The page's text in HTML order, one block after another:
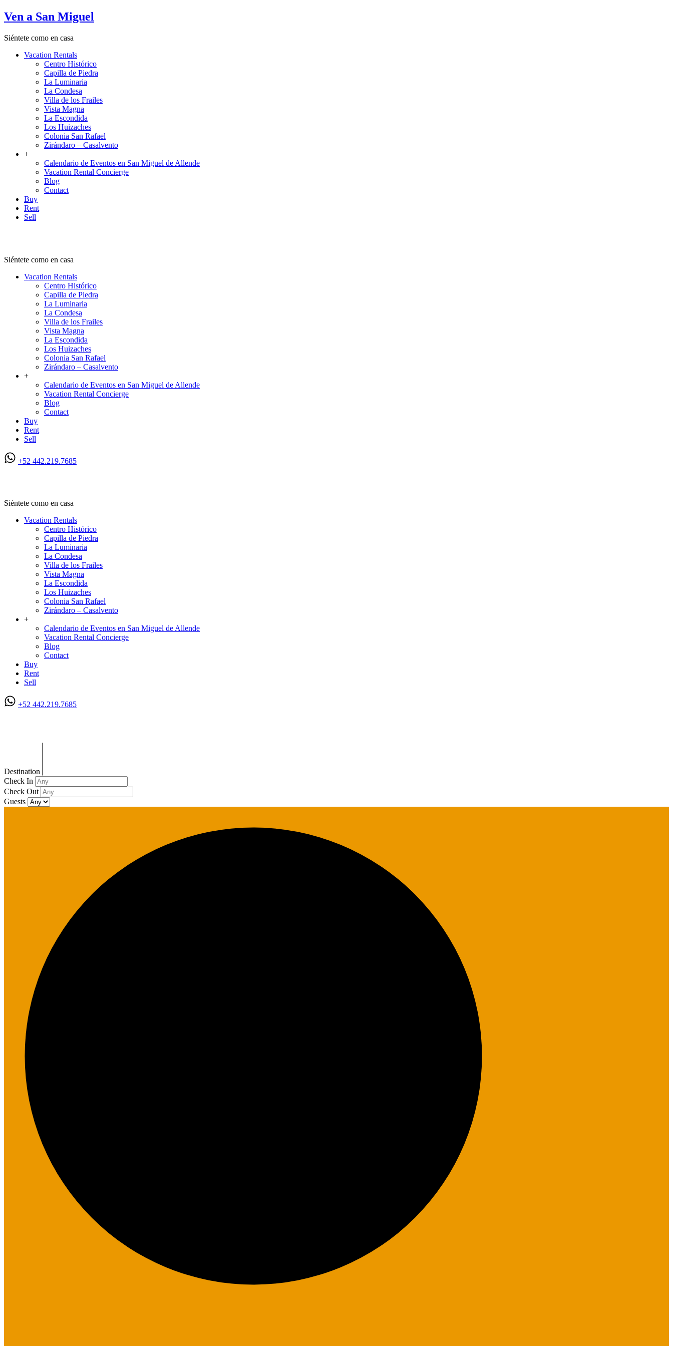
Ven a San Miguel
Siéntete como en casa
Vacation Rentals
Centro Histórico
Capilla de Piedra
La Luminaria
La Condesa
Villa de los Frailes
Vista Magna
La Escondida
Los Huizaches
Colonia San Rafael
Zirándaro – Casalvento
+
Calendario de Eventos en San Miguel de Allende
Vacation Rental Concierge
Blog
Contact
Buy
Rent
Sell
Siéntete como en casa
Vacation Rentals
Centro Histórico
Capilla de Piedra
La Luminaria
La Condesa
Villa de los Frailes
Vista Magna
La Escondida
Los Huizaches
Colonia San Rafael
Zirándaro – Casalvento
+
Calendario de Eventos en San Miguel de Allende
Vacation Rental Concierge
Blog
Contact
Buy
Rent
Sell
+52 442.219.7685
Siéntete como en casa
Vacation Rentals
Centro Histórico
Capilla de Piedra
La Luminaria
La Condesa
Villa de los Frailes
Vista Magna
La Escondida
Los Huizaches
Colonia San Rafael
Zirándaro – Casalvento
+
Calendario de Eventos en San Miguel de Allende
Vacation Rental Concierge
Blog
Contact
Buy
Rent
Sell
+52 442.219.7685
Destination
Check In
Check Out
Guests